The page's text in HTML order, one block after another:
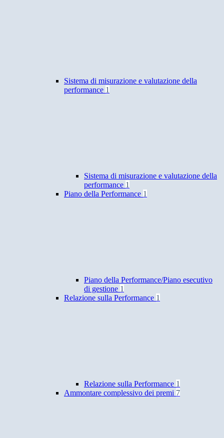
Sistema di misurazione e valutazione della
performance 1
Sistema di misurazione e valutazione della
performance 1
Piano della Performance 1
Piano della Performance/Piano esecutivo
di gestione 1
Relazione sulla Performance 1
Relazione sulla Performance 1
Ammontare complessivo dei premi 7